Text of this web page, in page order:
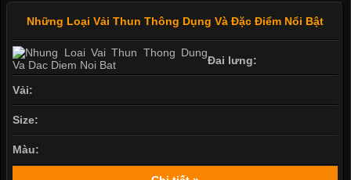
Những Loại Vải Thun Thông Dụng Và Đặc Điểm Nổi Bật
Đai lưng:
Vải:
Size:
Màu: